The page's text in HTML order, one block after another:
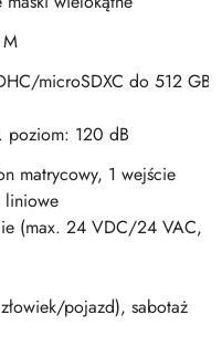
microSDXC do 512 GB
poziom: 120 dB
matrycowy, 1 wejście
liniowe
(max. 24 VDC/24 VAC, 1
pojazd), sabotaż